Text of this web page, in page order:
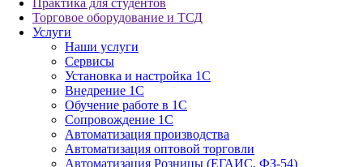
Практика для студентов
Торговое оборудование и ТСД
Услуги
Наши услуги
Сервисы
Установка и настройка 1С
Внедрение 1С
Обучение работе в 1С
Сопровождение 1С
Автоматизация производства
Автоматизация оптовой торговли
Автоматизация Розницы (ЕГАИС, ФЗ-54)